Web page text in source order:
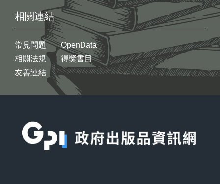
相關連結
常見問題
相關法規
友善連結
OpenData
得獎書目